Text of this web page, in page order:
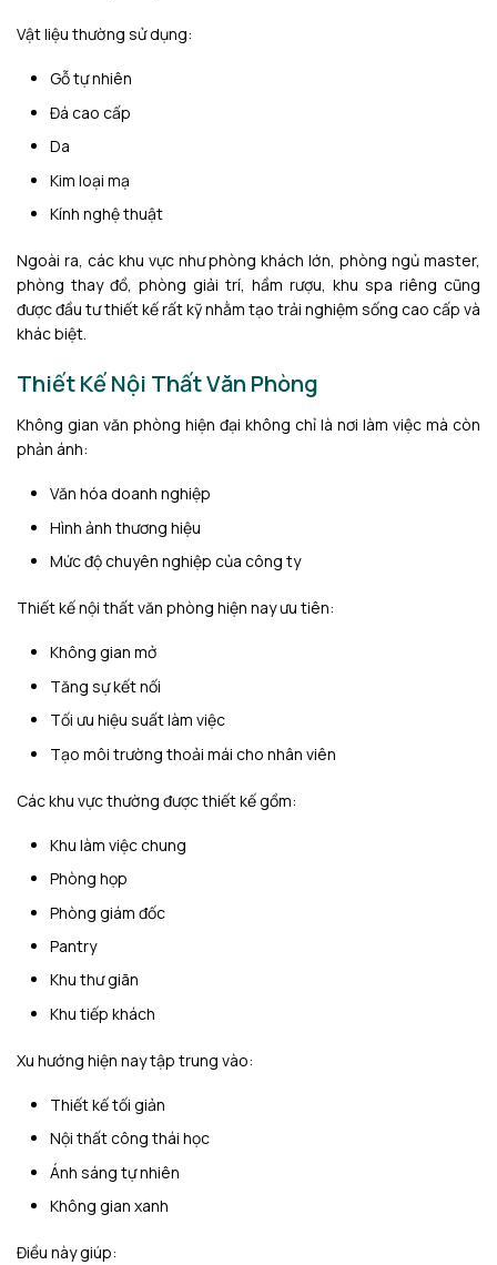
Vật liệu thường sử dụng:
Gỗ tự nhiên
Đá cao cấp
Da
Kim loại mạ
Kính nghệ thuật
Ngoài ra, các khu vực như phòng khách lớn, phòng ngủ master,
phòng thay đồ, phòng giải trí, hầm rượu, khu spa riêng cũng
được đầu tư thiết kế rất kỹ nhằm tạo trải nghiệm sống cao cấp và
khác biệt.
Thiết Kế Nội Thất Văn Phòng
Không gian văn phòng hiện đại không chỉ là nơi làm việc mà còn
phản ánh:
Văn hóa doanh nghiệp
Hình ảnh thương hiệu
Mức độ chuyên nghiệp của công ty
Thiết kế nội thất văn phòng hiện nay ưu tiên:
Không gian mở
Tăng sự kết nối
Tối ưu hiệu suất làm việc
Tạo môi trường thoải mái cho nhân viên
Các khu vực thường được thiết kế gồm:
Khu làm việc chung
Phòng họp
Phòng giám đốc
Pantry
Khu thư giãn
Khu tiếp khách
Xu hướng hiện nay tập trung vào:
Thiết kế tối giản
Nội thất công thái học
Ánh sáng tự nhiên
Không gian xanh
Điều này giúp: